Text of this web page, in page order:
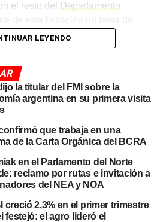
el resto del Departamento
sudoeste chaqueño.
Chaco están en
Fe
497 kilómetros. Arranca en
ciudad de Santa Fe, con pasos
Avellaneda. Es uno de los
de carga del nordeste y
puertos del centro del país, entre
en su extremo norte.
LEYENDO
la titular del FMI sobre la
argentina en su primera visita
que trabaja en una
de la Carta Orgánica del BCRA
en el Parlamento del Norte
reclamo por rutas e invitación a
del NEA y NOA
creció 2,3% en el primer trimestre
festejó: el agro lideró el